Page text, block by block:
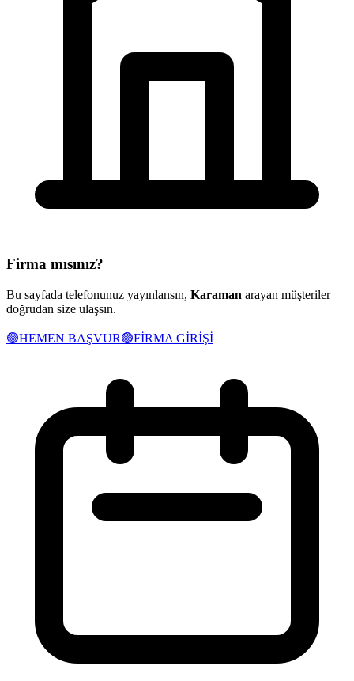
Firma mısınız?
Bu sayfada telefonunuz yayınlansın, Karaman arayan müşteriler
doğrudan size ulaşsın.
🟢HEMEN BAŞVUR🟢FİRMA GİRİŞİ